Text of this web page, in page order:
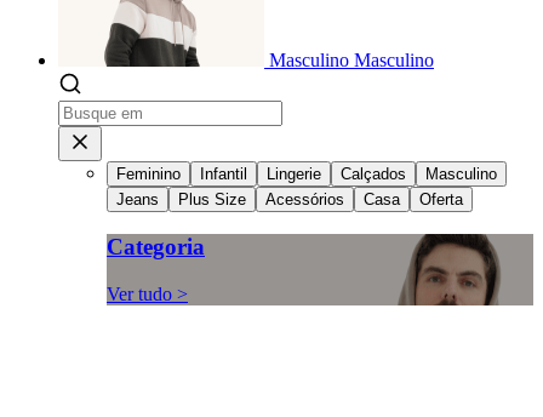
Masculino Masculino
Feminino Infantil Lingerie Calçados
Masculino
Jeans
Plus Size Acessórios Casa Oferta
Categoria
Ver tudo >